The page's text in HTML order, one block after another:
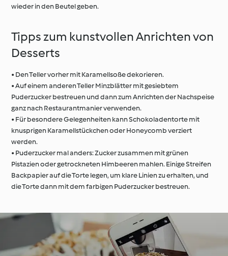
wieder in den Beutel geben.
Tipps zum kunstvollen Anrichten von
Desserts
• Den Teller vorher mit Karamellsoße dekorieren.
• Auf einem anderen Teller Minzblätter mit gesiebtem
Puderzucker bestreuen und dann zum Anrichten der Nachspeise
ganz nach Restaurantmanier verwenden.
• Für besondere Gelegenheiten kann Schokoladentorte mit
knusprigen Karamellstückchen oder Honeycomb verziert
werden.
• Puderzucker mal anders: Zucker zusammen mit grünen
Pistazien oder getrockneten Himbeeren mahlen. Einige Streifen
Backpapier auf die Torte legen, um klare Linien zu erhalten, und
die Torte dann mit dem farbigen Puderzucker bestreuen.